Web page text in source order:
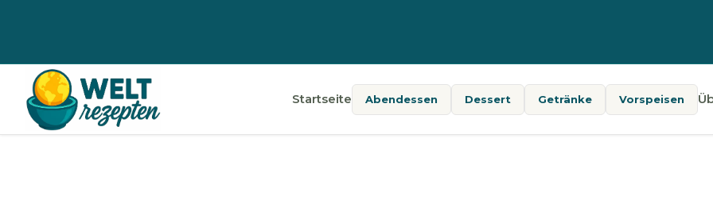
Startseite Abendessen Dessert Getränke Vorspeisen